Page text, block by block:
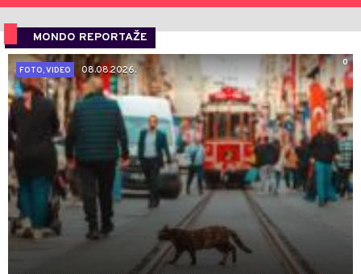
MONDO REPORTAŽE
0
FOTO, VIDEO
08.08.2026.